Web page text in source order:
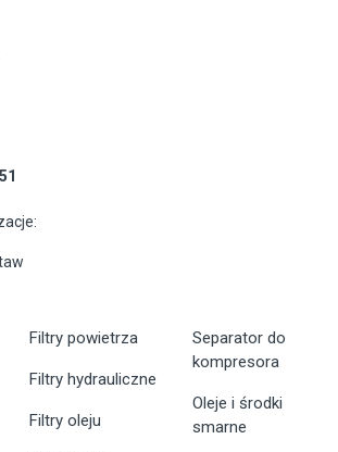
Filtry powietrza
Filtry hydrauliczne
Filtry oleju
Separator do
kompresora
Oleje i środki
smarne